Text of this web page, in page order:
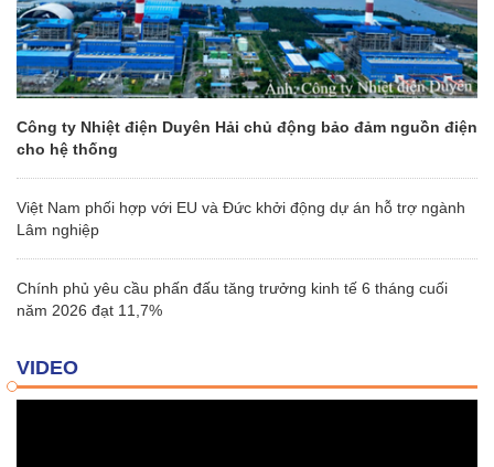
Công ty Nhiệt điện Duyên Hải chủ động bảo đảm nguồn điện
cho hệ thống
Việt Nam phối hợp với EU và Đức khởi động dự án hỗ trợ ngành
Lâm nghiệp
Chính phủ yêu cầu phấn đấu tăng trưởng kinh tế 6 tháng cuối
năm 2026 đạt 11,7%
VIDEO